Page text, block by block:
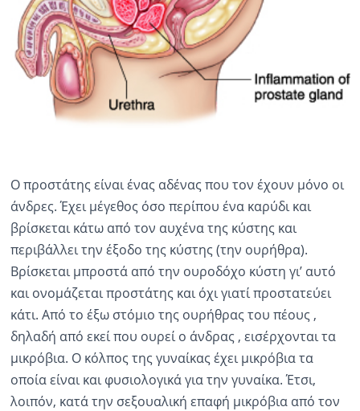
Ο προστάτης είναι ένας αδένας που τον έχουν μόνο οι
άνδρες. Έχει μέγεθος όσο περίπου ένα καρύδι και
βρίσκεται κάτω από τον αυχένα της κύστης και
περιβάλλει την έξοδο της κύστης (την ουρήθρα).
Βρίσκεται μπροστά από την ουροδόχο κύστη γι’ αυτό
και ονομάζεται προστάτης και όχι γιατί προστατεύει
κάτι. Από το έξω στόμιο της ουρήθρας του πέους ,
δηλαδή από εκεί που ουρεί ο άνδρας , εισέρχονται τα
μικρόβια. Ο κόλπος της γυναίκας έχει μικρόβια τα
οποία είναι και φυσιολογικά για την γυναίκα. Έτσι,
λοιπόν, κατά την σεξουαλική επαφή μικρόβια από τον